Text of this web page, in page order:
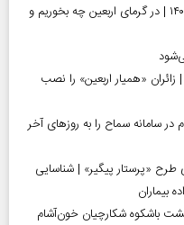
توصیه‌های تغذیه‌ای برای زائران اربعین ۱۴۰۵ | در گرمای اربعین چه بخوریم و
«همیار اربعین» را نصب
بخوانند | ثبت‌نام در سامانه سماح را به روز‌های آخر
طرح «پرستار پیگیر» | شناسایی